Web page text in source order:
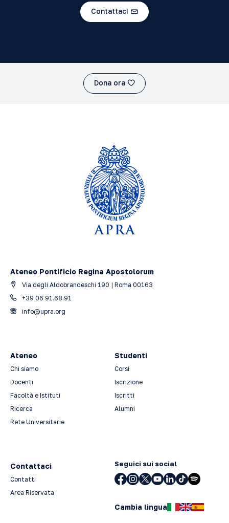
Contattaci
Dona ora
Ateneo Pontificio Regina Apostolorum
Via degli Aldobrandeschi 190 | Roma 00163
+39 06 91.68.91
info@upra.org
Ateneo
Chi siamo
Docenti
Facoltà e Istituti
Ricerca
Rete Universitarie
Studenti
Corsi
Iscrizione
Iscritti
Alumni
Contattaci
Contatti
Area Riservata
Seguici sui social
Cambia lingua